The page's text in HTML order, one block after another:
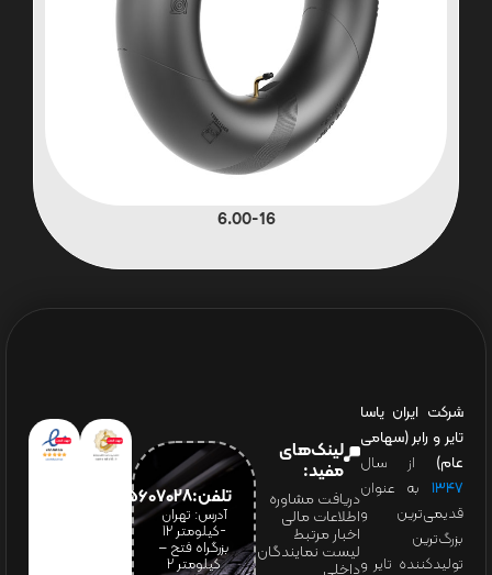
6.00-16
شرکت ایران یاسا
تایر و رابر (سهامی
عام) از سال
۱۳۴۷ به عنوان
قدیمی‌ترین و
بزرگ‌ترین
تولیدکننده تایر و
لینک‌های
مفید:
دریافت مشاوره
اطلاعات مالی
اخبار مرتبط
لیست نمایندگان
داخلی
تلفن:65607028(021)
آدرس: تهران
-کیلومتر 12
بزرگراه فتح –
کیلومتر ۲